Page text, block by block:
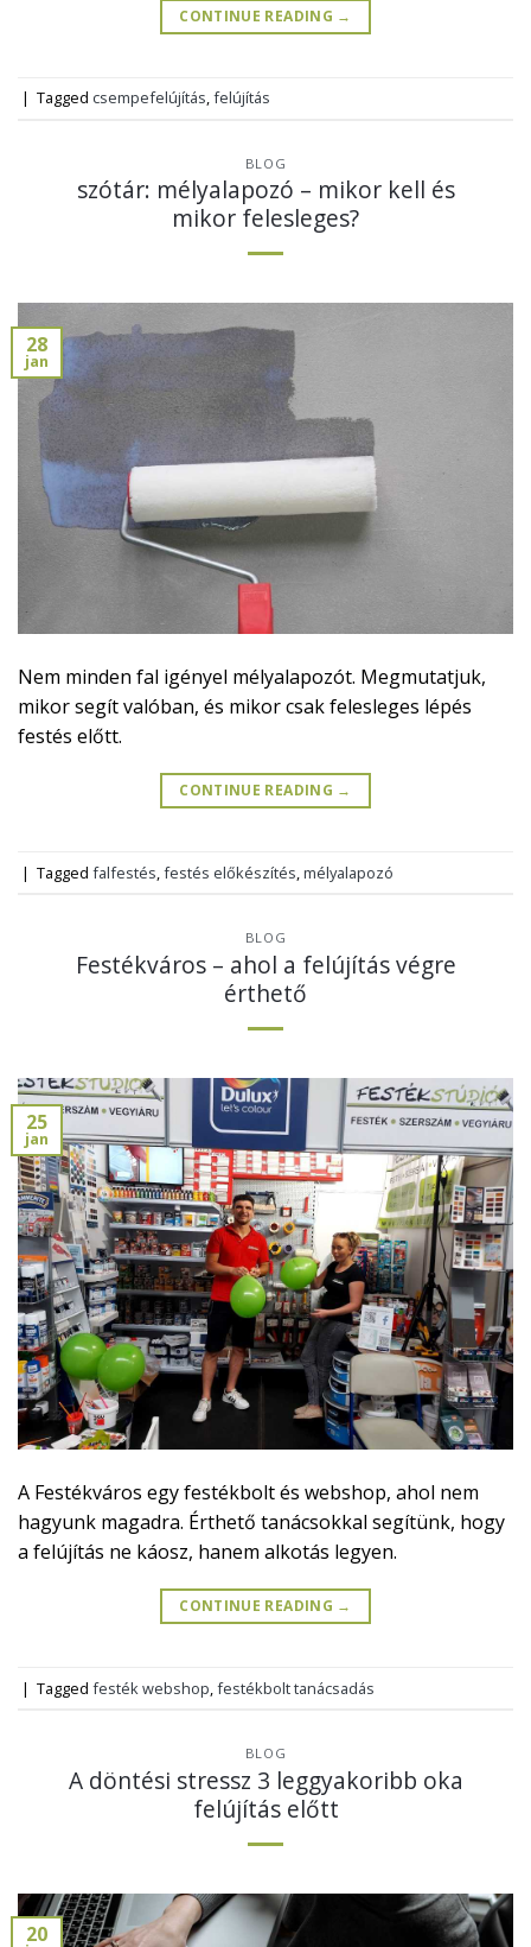
CONTINUE READING →
| Tagged csempefelújítás,felújítás
BLOG
szótár: mélyalapozó – mikor kell és
mikor felesleges?
28
jan
Nem minden fal igényel mélyalapozót. Megmutatjuk,
mikor segít valóban, és mikor csak felesleges lépés
festés előtt.
CONTINUE READING →
| Tagged falfestés festés előkészítés mélyalapozó
BLOG
Festékváros – ahol a felújítás végre
érthető
25
jan
A Festékváros egy festékbolt és webshop, ahol nem
hagyunk magadra. Érthető tanácsokkal segítünk, hogy
a felújítás ne káosz, hanem alkotás legyen.
CONTINUE READING →
| Tagged festék webshop,festékbolt tanácsadás
BLOG
A döntési stressz 3 leggyakoribb oka
felújítás előtt
20